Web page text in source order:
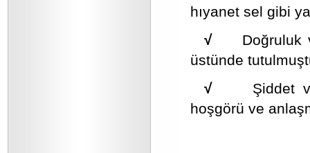
hıyanet sel gibi
√ Doğruluk
üstünde
√ Şiddet
hoşgörü ve